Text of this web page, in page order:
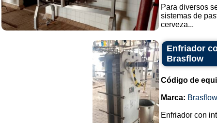
Para diversos
sistemas de
cerveza...
Enfriador
Brasflow
Código de
Marca: Brasflow
Enfriador con